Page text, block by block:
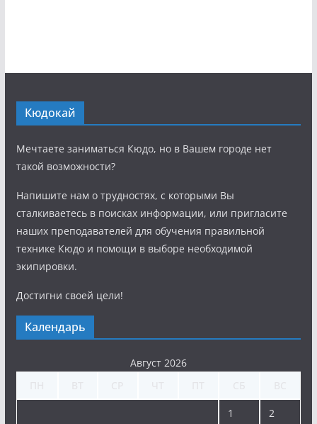
Кюдокай
Мечтаете заниматься Кюдо, но в Вашем городе нет
такой возможности?
Напишите нам о трудностях, с которыми Вы
сталкиваетесь в поисках информации, или пригласите
наших преподавателей для обучения правильной
технике Кюдо и помощи в выборе необходимой
экипировки.
Достигни своей цели!
Календарь
Август 2026
1 2